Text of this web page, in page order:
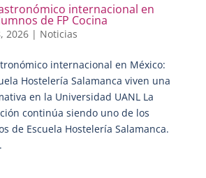
internacional en
de FP Cocina
2026| Noticias
internacional en México:
Hostelería Salamanca viven una
en la Universidad UANL La
continúa siendo uno de los
de Escuela Hostelería Salamanca.